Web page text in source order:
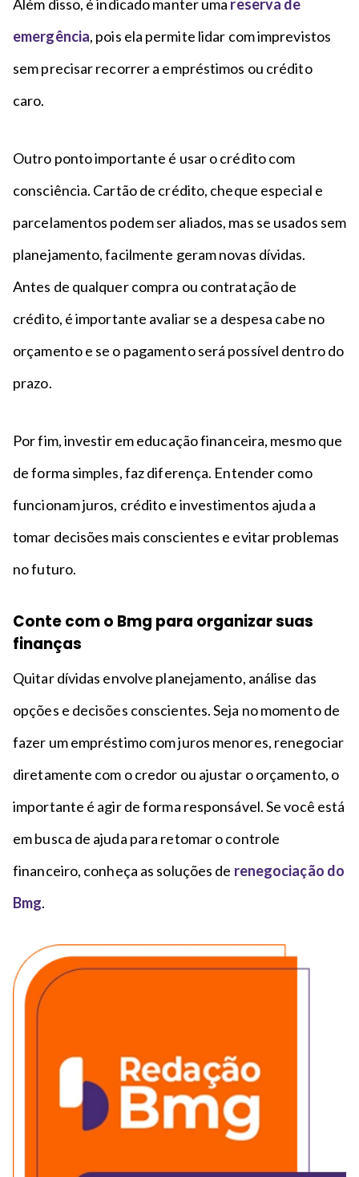
Além disso, é indicado manter uma reserva de
emergência, pois ela permite lidar com imprevistos
sem precisar recorrer a empréstimos ou crédito
caro.
Outro ponto importante é usar o crédito com
consciência. Cartão de crédito, cheque especial e
parcelamentos podem ser aliados, mas se usados sem
planejamento, facilmente geram novas dívidas.
Antes de qualquer compra ou contratação de
crédito, é importante avaliar se a despesa cabe no
orçamento e se o pagamento será possível dentro do
prazo.
Por fim, investir em educação financeira, mesmo que
de forma simples, faz diferença. Entender como
funcionam juros, crédito e investimentos ajuda a
tomar decisões mais conscientes e evitar problemas
no futuro.
Conte com o Bmg para organizar suas
finanças
Quitar dívidas envolve planejamento, análise das
opções e decisões conscientes. Seja no momento de
fazer um empréstimo com juros menores, renegociar
diretamente com o credor ou ajustar o orçamento, o
importante é agir de forma responsável. Se você está
em busca de ajuda para retomar o controle
financeiro, conheça as soluções de renegociação do
Bmg.